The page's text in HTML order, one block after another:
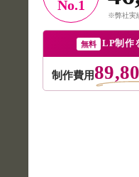
No.1
※弊社実
無料 LP制作
制作費用